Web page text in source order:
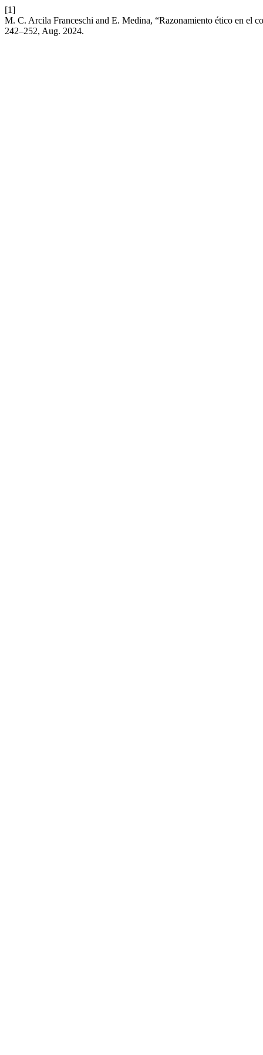
[1]
M. C. Arcila Franceschi and E. Medina, “Razonamiento ético en el
242–252, Aug. 2024.